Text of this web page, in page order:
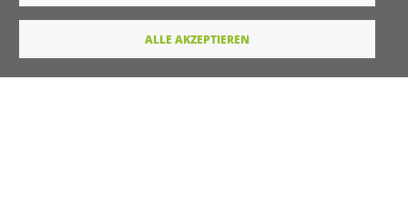
ALLE AKZEPTIEREN
Sie
Ihre Daten werden von unserer Stiftung elektronisch